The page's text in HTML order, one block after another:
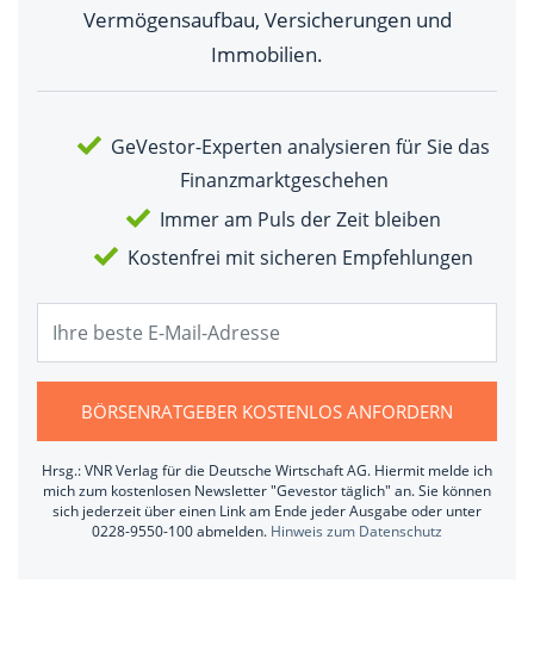
Vermögensaufbau, Versicherungen und
Immobilien.
GeVestor-Experten analysieren für Sie das
Finanzmarktgeschehen
Immer am Puls der Zeit bleiben
Kostenfrei mit sicheren Empfehlungen
BÖRSENRATGEBER KOSTENLOS ANFORDERN
Hrsg.: VNR Verlag für die Deutsche Wirtschaft AG. Hiermit melde ich
mich zum kostenlosen Newsletter "Gevestor täglich" an. Sie können
sich jederzeit über einen Link am Ende jeder Ausgabe oder unter
0228-9550-100 abmelden. Hinweis zum Datenschutz